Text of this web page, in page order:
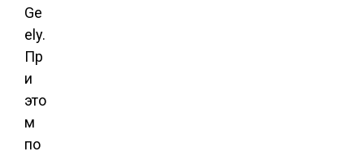
Ge
ely.
Пр
и
это
м
по